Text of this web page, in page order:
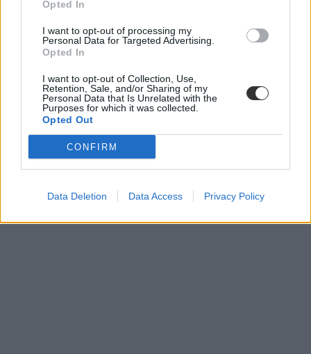
Opted In
I want to opt-out of processing my
Personal Data for Targeted Advertising.
Opted In
I want to opt-out of Collection, Use,
Retention, Sale, and/or Sharing of my
Personal Data that Is Unrelated with the
Purposes for which it was collected.
Opted Out
CONFIRM
Data Deletion Data Access Privacy Policy